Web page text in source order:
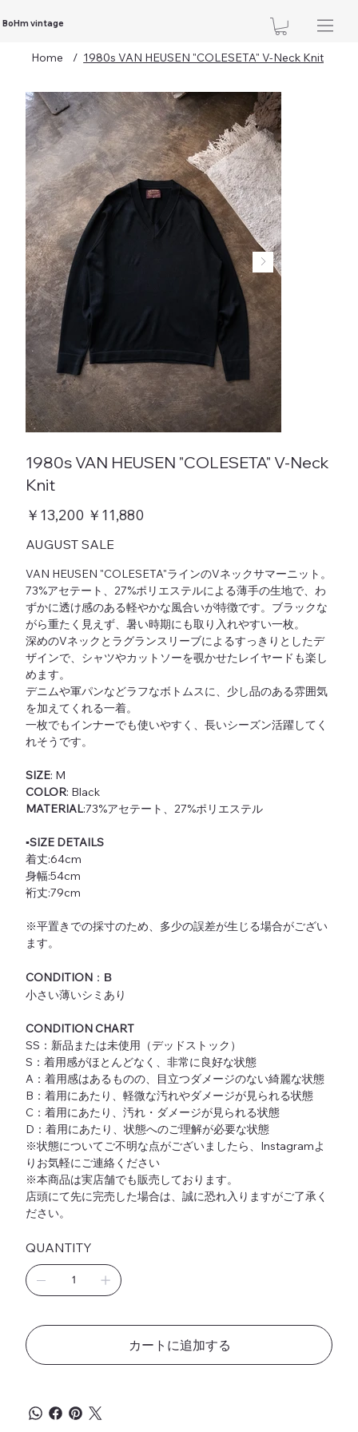
BoHm vintage
Home / 1980s VAN HEUSEN "COLESETA" V-Neck Knit
1980s VAN HEUSEN "COLESETA" V-Neck
Knit
元
の
格
￥13,200
セ
ー
価
￥11,880
AUGUST SALE
VAN HEUSEN "COLESETA"ラインのVネックサマーニット。
73%アセテート、27%ポリエステルによる薄手の生地で、わ
ずかに透け感のある軽やかな風合いが特徴です。ブラックな
がら重たく見えず、暑い時期にも取り入れやすい一枚。
深めのVネックとラグランスリーブによるすっきりとしたデ
ザインで、シャツやカットソーを覗かせたレイヤードも楽し
めます。
デニムや軍パンなどラフなボトムスに、少し品のある雰囲気
を加えてくれる一着。
一枚でもインナーでも使いやすく、長いシーズン活躍してく
れそうです。
SIZE: M
COLOR: Black
MATERIAL:73%アセテート、27%ポリエステル
▪️SIZE DETAILS
着丈:64cm
身幅:54cm
裄丈:79cm
※平置きでの採寸のため、多少の誤差が生じる場合がござい
ます。
CONDITION ： B
小さい薄いシミあり
CONDITION CHART
SS：新品または未使用（デッドストック）
S：着用感がほとんどなく、非常に良好な状態
A：着用感はあるものの、目立つダメージのない綺麗な状態
B：着用にあたり、軽微な汚れやダメージが見られる状態
C：着用にあたり、汚れ・ダメージが見られる状態
D：着用にあたり、状態へのご理解が必要な状態
※状態についてご不明な点がございましたら、Instagramよ
りお気軽にご連絡ください
※本商品は実店舗でも販売しております。
店頭にて先に完売した場合は、誠に恐れ入りますがご了承く
ださい。
QUANTITY
カートに追加する